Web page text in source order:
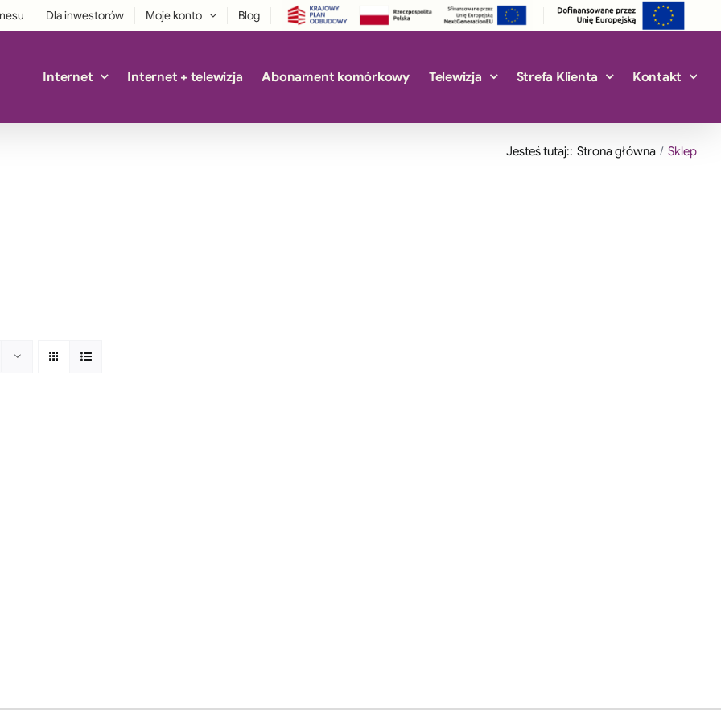
Dla inwestorów Moje konto Blog
Internet Internet + telewizja Abonament komórkowy Telewizja Strefa Klienta Kontakt
Jesteś tutaj:: Strona główna Sklep